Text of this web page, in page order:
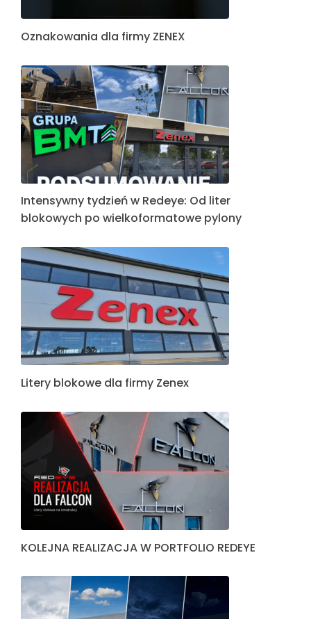
Oznakowania dla firmy ZENEX
Intensywny tydzień w Redeye: Od liter
blokowych po wielkoformatowe pylony
Litery blokowe dla firmy Zenex
KOLEJNA REALIZACJA W PORTFOLIO REDEYE